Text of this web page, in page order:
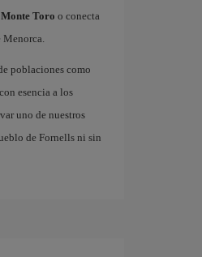
Monte Toro o conecta
Menorca.
poblaciones como
esencia a los
uno de nuestros
de Fornells ni sin